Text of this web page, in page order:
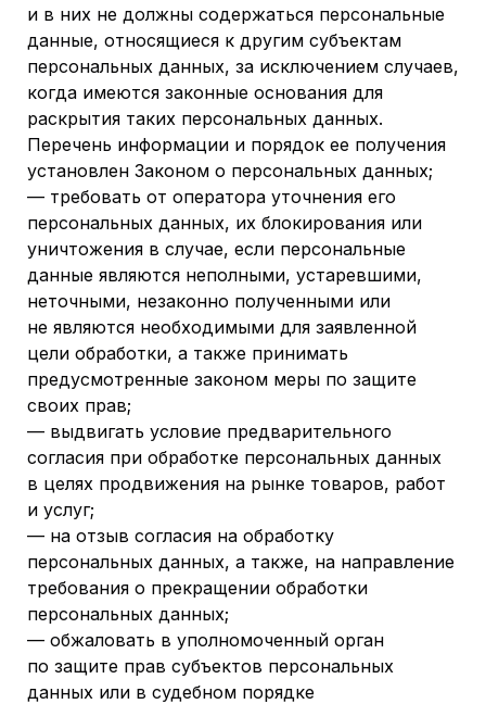
и в них не должны содержаться персональные
данные, относящиеся к другим субъектам
персональных данных, за исключением случаев,
когда имеются законные основания для
раскрытия таких персональных данных.
Перечень информации и порядок ее получения
установлен Законом о персональных данных;
— требовать от оператора уточнения его
персональных данных, их блокирования или
уничтожения в случае, если персональные
данные являются неполными, устаревшими,
неточными, незаконно полученными или
не являются необходимыми для заявленной
цели обработки, а также принимать
предусмотренные законом меры по защите
своих прав;
— выдвигать условие предварительного
согласия при обработке персональных данных
в целях продвижения на рынке товаров, работ
и услуг;
— на отзыв согласия на обработку
персональных данных, а также, на направление
требования о прекращении обработки
персональных данных;
— обжаловать в уполномоченный орган
по защите прав субъектов персональных
данных или в судебном порядке